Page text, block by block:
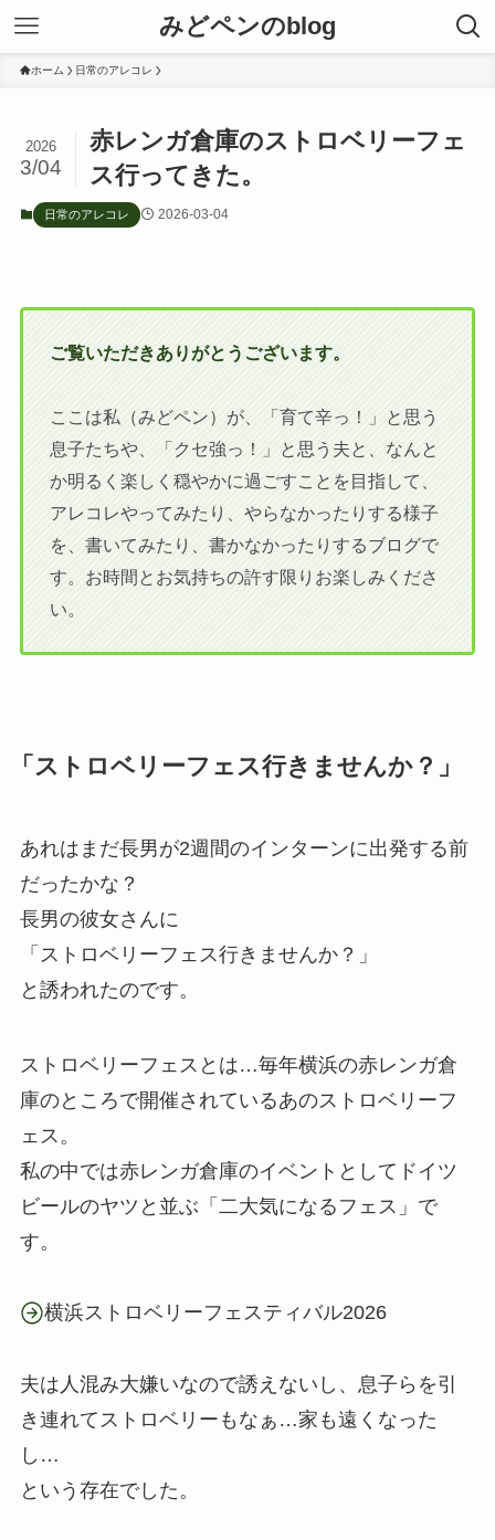
みどペンのblog
ホーム 日常のアレコレ
赤レンガ倉庫のストロベリーフェ
ス行ってきた。
2026
3/04
日常のアレコレ 2026-03-04
ご覧いただきありがとうございます。
ここは私（みどペン）が、「育て辛っ！」と思う
息子たちや、「クセ強っ！」と思う夫と、なんと
か明るく楽しく穏やかに過ごすことを目指して、
アレコレやってみたり、やらなかったりする様子
を、書いてみたり、書かなかったりするブログで
す。お時間とお気持ちの許す限りお楽しみくださ
い。
「ストロベリーフェス行きませんか？」
あれはまだ長男が2週間のインターンに出発する前
だったかな？
長男の彼女さんに
「ストロベリーフェス行きませんか？」
と誘われたのです。
ストロベリーフェスとは…毎年横浜の赤レンガ倉
庫のところで開催されているあのストロベリーフ
ェス。
私の中では赤レンガ倉庫のイベントとしてドイツ
ビールのヤツと並ぶ「二大気になるフェス」で
す。
横浜ストロベリーフェスティバル2026
夫は人混み大嫌いなので誘えないし、息子らを引
き連れてストロベリーもなぁ…家も遠くなった
し…
という存在でした。